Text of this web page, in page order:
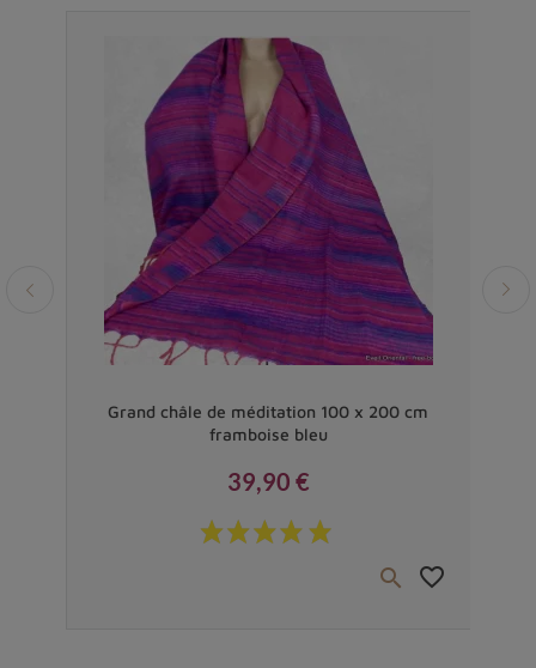
Grand châle de méditation 100 x 200 cm
framboise bleu
Prix
39,90 €
 favorite_border